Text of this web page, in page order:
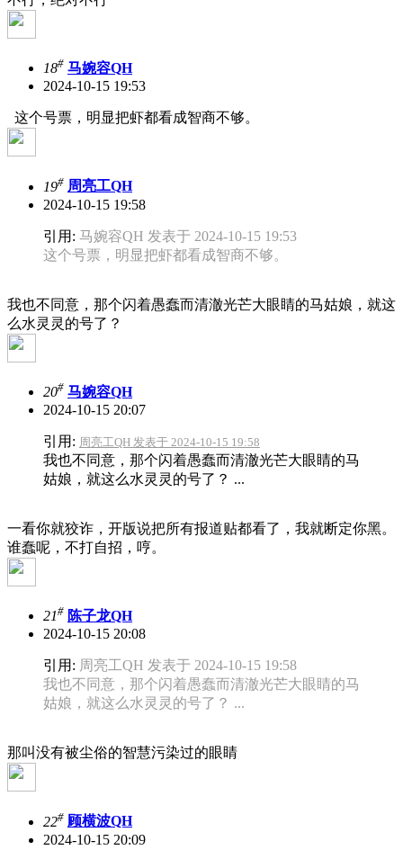
18# 马婉容QH
2024-10-15 19:53
这个号票，明显把虾都看成智商不够。
19# 周亮工QH
2024-10-15 19:58
引用: 马婉容QH 发表于 2024-10-15 19:53
这个号票，明显把虾都看成智商不够。
我也不同意，那个闪着愚蠢而清澈光芒大眼睛的马姑娘，就这
么水灵灵的号了？
20# 马婉容QH
2024-10-15 20:07
引用: 周亮工QH 发表于 2024-10-15 19:58
我也不同意，那个闪着愚蠢而清澈光芒大眼睛的马
姑娘，就这么水灵灵的号了？ ...
一看你就狡诈，开版说把所有报道贴都看了，我就断定你黑。
谁蠢呢，不打自招，哼。
21# 陈子龙QH
2024-10-15 20:08
引用: 周亮工QH 发表于 2024-10-15 19:58
我也不同意，那个闪着愚蠢而清澈光芒大眼睛的马
姑娘，就这么水灵灵的号了？ ...
那叫没有被尘俗的智慧污染过的眼睛
22# 顾横波QH
2024-10-15 20:09